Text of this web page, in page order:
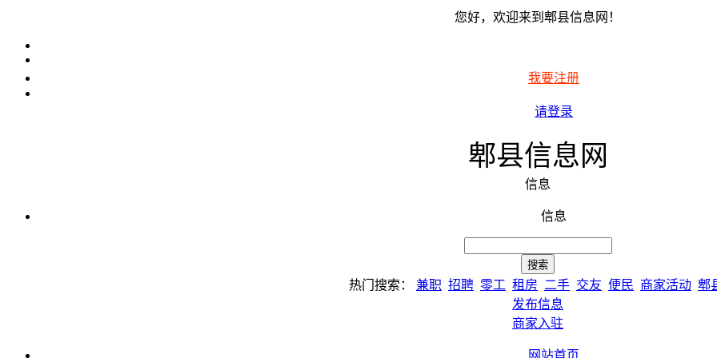
您好，欢迎来到郫县信息网！
我要注册
请登录
郫县信息网
信息
信息
热门搜索： 兼职 招聘 零工 租房 二手 交友 便民 商家活动 郫
发布信息
商家入驻
网站首页